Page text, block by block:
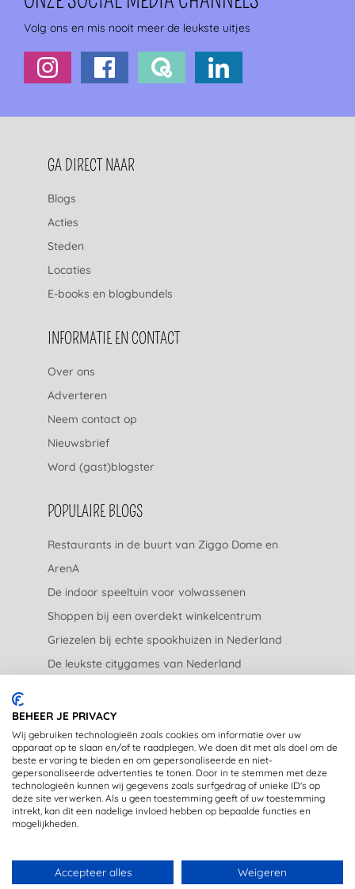
Volg ons en mis nooit meer de leukste uitjes
FOOTERNAVIGATIE
GA DIRECT NAAR
Blogs
Acties
Steden
Locaties
E-books en blogbundels
INFORMATIE EN CONTACT
Over ons
Adverteren
Neem contact op
Nieuwsbrief
Word (gast)blogster
POPULAIRE BLOGS
Restaurants in de buurt van Ziggo Dome en
ArenA
De indoor speeltuin voor volwassenen
Shoppen bij een overdekt winkelcentrum
Griezelen bij echte spookhuizen in Nederland
De leukste citygames van Nederland
JURIDISCH
Privacyverklaring
Disclaimer
BEHEER JE PRIVACY
Wij gebruiken technologieën zoals cookies om informatie over uw
apparaat op te slaan en/of te raadplegen. We doen dit met als doel om de
beste ervaring te bieden en om gepersonaliseerde en niet-
gepersonaliseerde advertenties te tonen. Door in te stemmen met deze
technologieën kunnen wij gegevens zoals surfgedrag of unieke ID's op
deze site verwerken. Als u geen toestemming geeft of uw toestemming
intrekt, kan dit een nadelige invloed hebben op bepaalde functies en
mogelijkheden.
Accepteer alles Weigeren